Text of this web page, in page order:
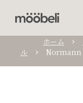
ホーム
ル
Normann